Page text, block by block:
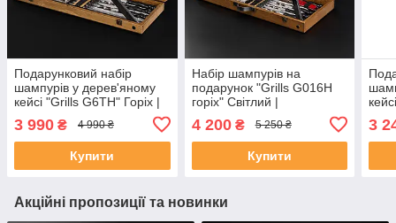
Подарунковий набір
шампурів у дерев'яному
кейсі "Grills G6TH" Горіх |
Гравіювання на
замовлення
3 990 ₴ 4 990 ₴
Купити
Набір шампурів на
подарунок "Grills G016H
горіх" Світлий |
замовлення
4 200₴ 5 250 ₴
Купити
3
Акційні пропозиції та новинки